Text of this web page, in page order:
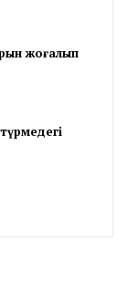
жоғалып